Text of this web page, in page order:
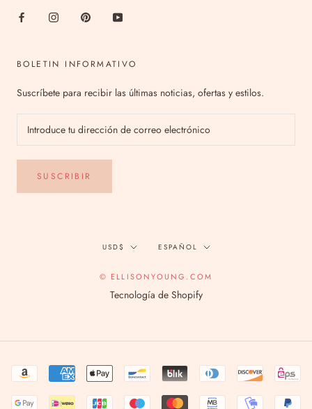
BOLETIN INFORMATIVO
Suscríbete para recibir las últimas noticias, ofertas y estilos.
SUSCRIBIR
Divisa
USD$ Idioma
ESPAÑOL
© ELLISONYOUNG.COM
Tecnología de Shopify